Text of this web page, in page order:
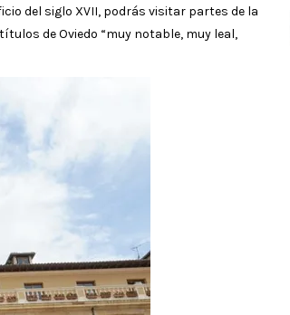
del siglo XVII, podrás visitar partes de la
de Oviedo “muy notable, muy leal,